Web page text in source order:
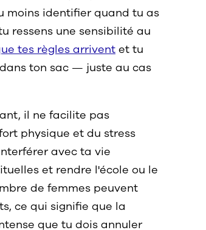
moins identifier quand tu as
ressens une sensibilité au
tes règles arrivent et tu
ton sac — juste au cas
il ne facilite pas
physique et du stress
avec ta vie
et rendre l'école ou le
de femmes peuvent
ce qui signifie que la
que tu dois annuler